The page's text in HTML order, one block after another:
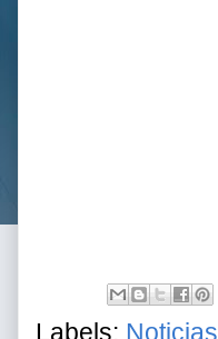
Labels: Noticias